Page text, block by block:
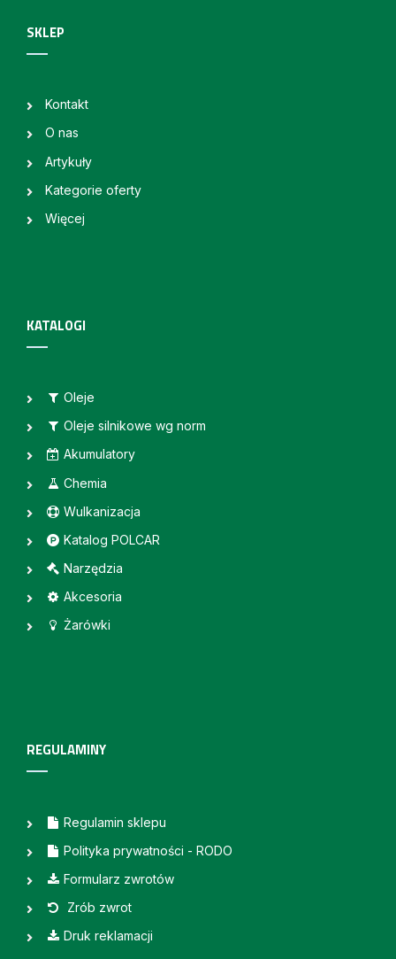
SKLEP
Kontakt
O nas
Artykuły
Kategorie oferty
Więcej
KATALOGI
Oleje
Oleje silnikowe wg norm
Akumulatory
Chemia
Wulkanizacja
Katalog POLCAR
Narzędzia
Akcesoria
Żarówki
REGULAMINY
Regulamin sklepu
Polityka prywatności - RODO
Formularz zwrotów
Zrób zwrot
Druk reklamacji